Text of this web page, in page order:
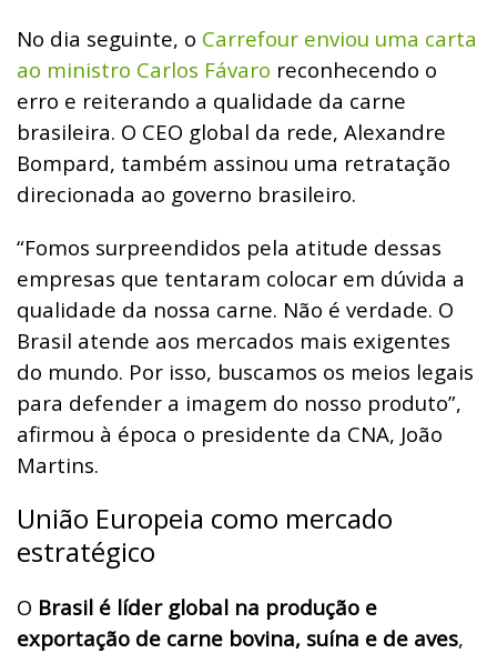
No dia seguinte, o Carrefour enviou uma carta
ao ministro Carlos Fávaro reconhecendo o
erro e reiterando a qualidade da carne
brasileira. O CEO global da rede, Alexandre
Bompard, também assinou uma retratação
direcionada ao governo brasileiro.
“Fomos surpreendidos pela atitude dessas
empresas que tentaram colocar em dúvida a
qualidade da nossa carne. Não é verdade. O
Brasil atende aos mercados mais exigentes
do mundo. Por isso, buscamos os meios legais
para defender a imagem do nosso produto”,
afirmou à época o presidente da CNA, João
Martins.
União Europeia como mercado
estratégico
O Brasil é líder global na produção e
exportação de carne bovina, suína e de aves,